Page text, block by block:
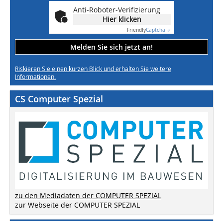
Anti-Roboter-Verifizierung
Hier klicken
FriendlyCaptcha ⇗
Melden Sie sich jetzt an!
Riskieren Sie einen kurzen Blick und erhalten Sie weitere
Informationen.
CS Computer Spezial
zu den Mediadaten der COMPUTER SPEZIAL
zur Webseite der COMPUTER SPEZIAL